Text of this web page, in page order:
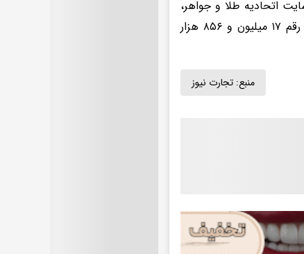
سایت اتحادیه طلا و جواهر،
مثقال طلا روی رقم ۷۷ میلیون و ۳۵۰ هزار تومان قرار دارد و طلای ۱۸ عیار با رقم ۱۷ میلیون و ۸۵۶ هزار
منبع: تجارت نیوز